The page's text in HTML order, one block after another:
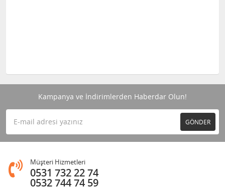
Kampanya ve İndirimlerden Haberdar Olun!
GÖNDER
Müşteri Hizmetleri
0531 732 22 74
0532 744 74 59